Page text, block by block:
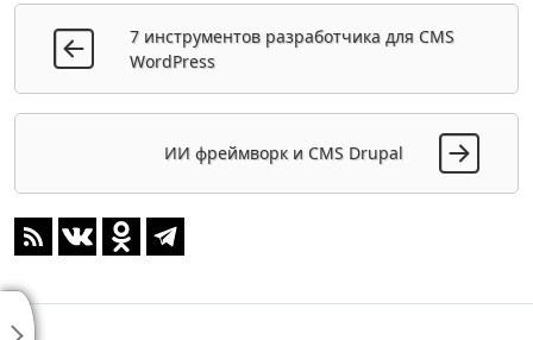
7 инструментов разработчика для CMS
WordPress
ИИ фреймворк и CMS Drupal